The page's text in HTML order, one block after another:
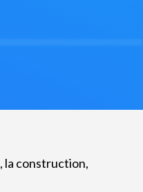
la construction,